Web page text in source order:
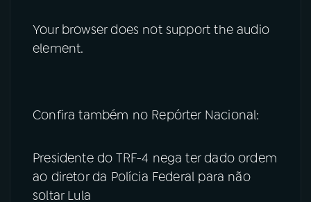
Your browser does not support the audio
element.
Confira também no Repórter Nacional:
Presidente do TRF-4 nega ter dado ordem
ao diretor da Polícia Federal para não
soltar Lula